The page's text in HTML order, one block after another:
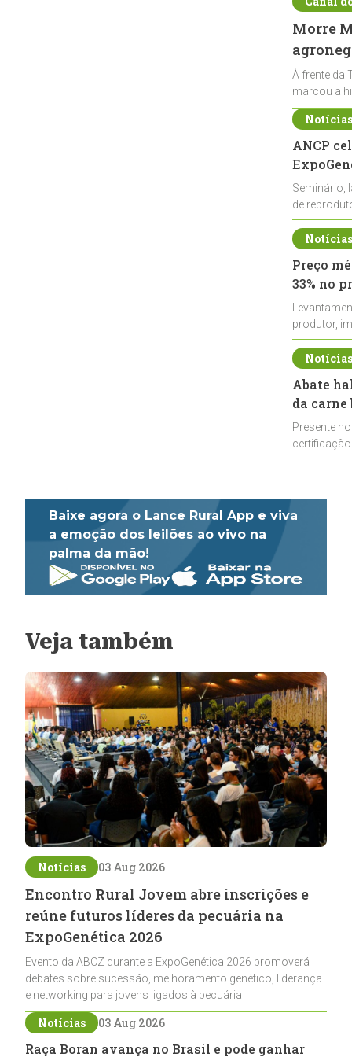
Morre
À frente da
marcou a
ANCP
Seminário,
de
durante a
Preço
33% no
produtor,
de leite cru
Abate
da
Presente
Baixe agora o Lance Rural App e viva
a emoção dos leilões ao vivo na
palma da mão!
Veja também
Notícias 03 Aug 2026
Encontro Rural Jovem abre inscrições e
reúne futuros líderes da pecuária na
ExpoGenética 2026
Evento da ABCZ durante a ExpoGenética 2026 promoverá
debates sobre sucessão, melhoramento genético, liderança
e networking para jovens ligados à pecuária
Notícias 03 Aug 2026
Raça Boran avança no Brasil e pode ganhar